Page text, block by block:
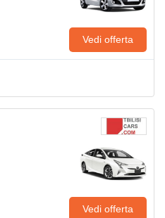
Vedi offerta
Vedi offerta